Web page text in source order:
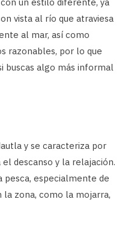
vista al río que atraviesa
al mar, así como
razonables, por lo que
buscas algo más informal
y se caracteriza por
descanso y la relajación.
pesca, especialmente de
la zona, como la mojarra,